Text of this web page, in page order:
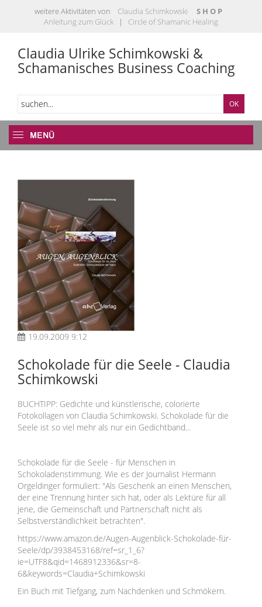
weitere Aktivitäten von Claudia Schimkowski
S H O P
Anleitung zum Glück | Circle of Shamanic Healing
Claudia Ulrike Schimkowski &
Schamanisches Business Coaching
19.09.2009 9:12
Schokolade für die Seele - Claudia
Schimkowski
BUCHTIPP: Gedichte und künstlerische, colorierte
Fotokollagen von Claudia Schimkowski. Schokolade für die
Seele ist so viel mehr als nur ein Gedichtband...
Schokolade für die Seele - für Menschen in
Schokoladenstimmung. Wie es der Journalist Hermann
Orgeldinger formuliert: "Als Geschenk an einen Menschen,
der eine Trennung hinter sich hat, oder als Lektüre für all
jene, die Gemeinschaft und Partnerschaft nicht als
Selbstverständlichkeit betrachten".
https://www.amazon.de/Augen-Augenblick-Schokolade-für-
Seele/dp/3938453168/ref=sr_1_6?
ie=UTF8&qid=1468912336&sr=8-
6&keywords=Claudia+Schimkowski
Ein Buch mit Tiefgang, zum Nachdenken und Schmökern.